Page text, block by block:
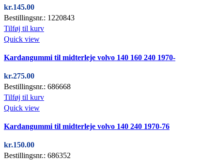
kr.145.00
Bestillingsnr.: 1220843
Tilføj til kurv
Quick view
Kardangummi til midterleje volvo 140 160 240 1970-
kr.275.00
Bestillingsnr.: 686668
Tilføj til kurv
Quick view
Kardangummi til midterleje volvo 140 240 1970-76
kr.150.00
Bestillingsnr.: 686352